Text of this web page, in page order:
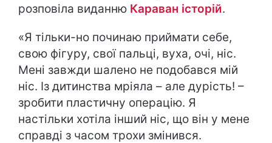
розповіла виданню Караван історій.
«Я тільки-но починаю приймати себе,
свою фігуру, свої пальці, вуха, очі, ніс.
Мені завжди шалено не подобався мій
ніс. Із дитинства мріяла – але дурість! –
зробити пластичну операцію. Я
настільки хотіла інший ніс, що він у мене
справді з часом трохи змінився.